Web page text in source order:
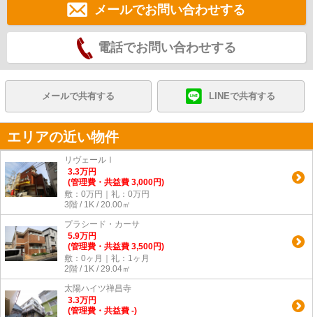
メールでお問い合わせする
電話でお問い合わせする
メールで共有する LINEで共有する
エリアの近い物件
リヴェールⅠ
3.3万円
(管理費・共益費 3,000円)
敷：0万円｜礼：0万円
3階 / 1K / 20.00㎡
プラシード・カーサ
5.9万円
(管理費・共益費 3,500円)
敷：0ヶ月｜礼：1ヶ月
2階 / 1K / 29.04㎡
太陽ハイツ禅昌寺
3.3万円
(管理費・共益費 -)